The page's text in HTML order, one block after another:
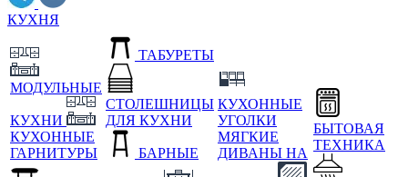
КУХНЯ
МОДУЛЬНЫЕ
КУХНИ
КУХОННЫЕ
ГАРНИТУРЫ
ТАБУРЕТЫ
СТОЛЕШНИЦЫ
ДЛЯ КУХНИ
БАРНЫЕ
КУХОННЫЕ
УГОЛКИ
МЯГКИЕ
ДИВАНЫ НА
БЫТОВАЯ
ТЕХНИКА